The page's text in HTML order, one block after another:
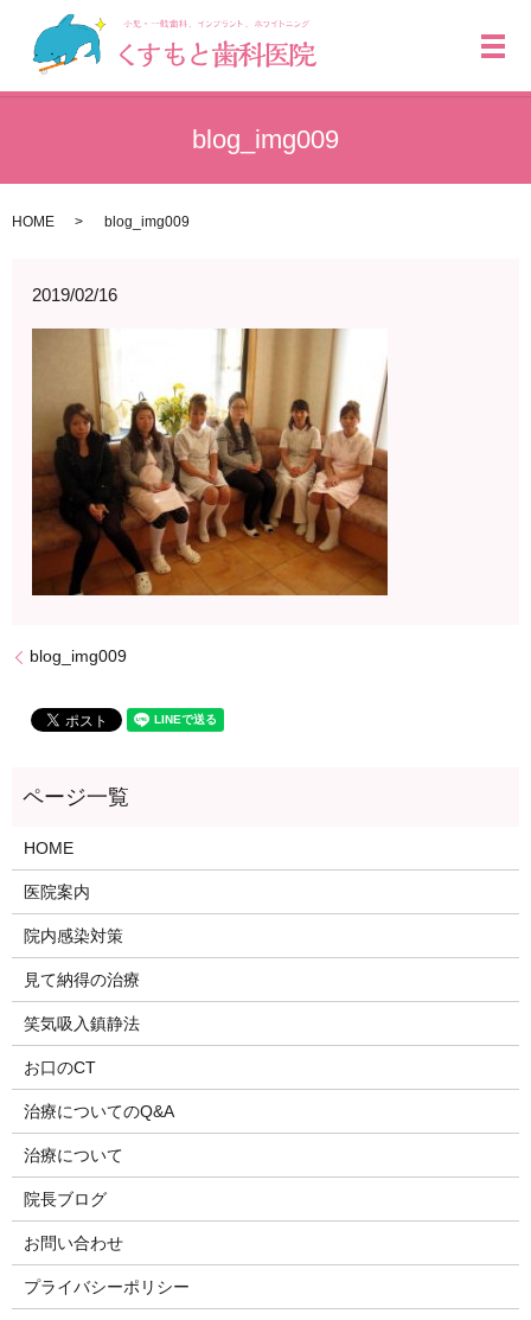
メ
blog_img009
HOME blog_img009
2019/02/16
blog_img009
HOME
医院案内
院内感染対策
見て納得の治療
笑気吸入鎮静法
お口のCT
治療についてのQ&A
治療について
院長ブログ
お問い合わせ
プライバシーポリシー